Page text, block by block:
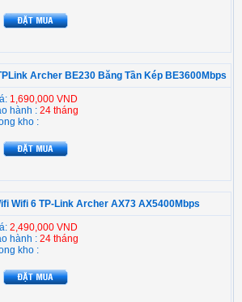
Archer BE230 Băng Tần Kép BE3600Mbps
1,690,000 VND
hành : 24 tháng
kho :
Wifi 6 TP-Link Archer AX73 AX5400Mbps
2,490,000 VND
hành : 24 tháng
kho :